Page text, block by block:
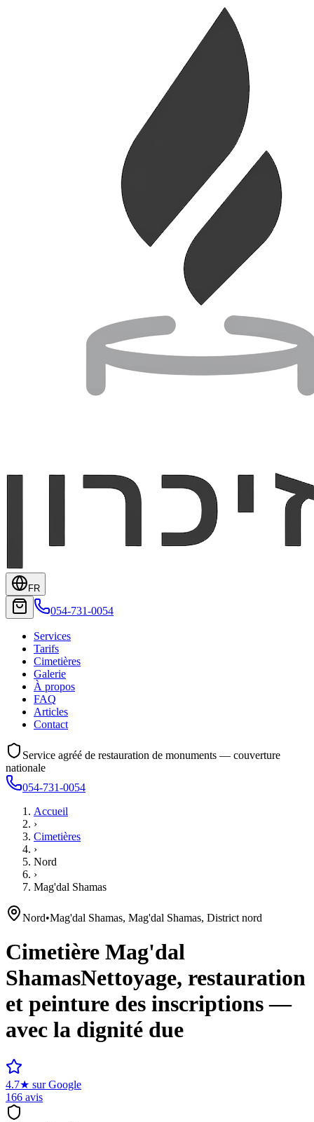
FR
054-731-0054
Services
Tarifs
Cimetières
Galerie
À propos
FAQ
Articles
Contact
Service agréé de restauration de monuments — couverture
nationale
054-731-0054
Accueil
›
Cimetières
›
Nord
›
Mag'dal Shamas
Nord•Mag'dal Shamas, Mag'dal Shamas, District nord
Cimetière Mag'dal
ShamasNettoyage, restauration
et peinture des inscriptions —
avec la dignité due
4.7★ sur Google
166 avis